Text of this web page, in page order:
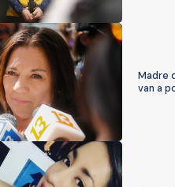
Madre
van a